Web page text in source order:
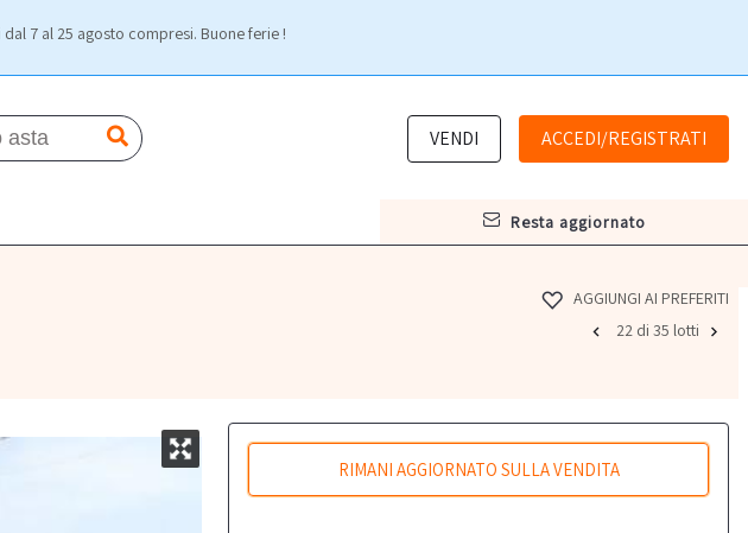
7 al 25 agosto compresi. Buone ferie !
VENDI ACCEDI/REGISTRATI
resta aggiornato
AGGIUNGI AI PREFERITI
22 di 35 lotti
RIMANI AGGIORNATO SULLA VENDITA